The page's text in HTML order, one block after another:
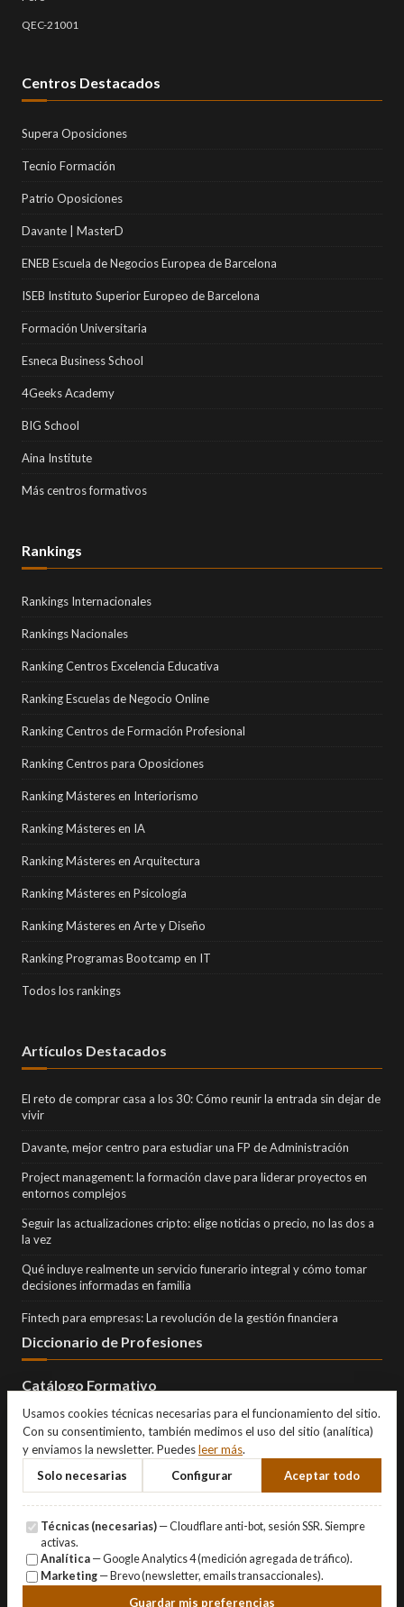
QEC-21001
Centros Destacados
Supera Oposiciones
Tecnio Formación
Patrio Oposiciones
Davante | MasterD
ENEB Escuela de Negocios Europea de Barcelona
ISEB Instituto Superior Europeo de Barcelona
Formación Universitaria
Esneca Business School
4Geeks Academy
BIG School
Aina Institute
Más centros formativos
Rankings
Rankings Internacionales
Rankings Nacionales
Ranking Centros Excelencia Educativa
Ranking Escuelas de Negocio Online
Ranking Centros de Formación Profesional
Ranking Centros para Oposiciones
Ranking Másteres en Interiorismo
Ranking Másteres en IA
Ranking Másteres en Arquitectura
Ranking Másteres en Psicología
Ranking Másteres en Arte y Diseño
Ranking Programas Bootcamp en IT
Todos los rankings
Artículos Destacados
El reto de comprar casa a los 30: Cómo reunir la entrada sin dejar de
vivir
Davante, mejor centro para estudiar una FP de Administración
Project management: la formación clave para liderar proyectos en
entornos complejos
Seguir las actualizaciones cripto: elige noticias o precio, no las dos a
la vez
Qué incluye realmente un servicio funerario integral y cómo tomar
decisiones informadas en familia
Fintech para empresas: La revolución de la gestión financiera
Diccionario de Profesiones
Catálogo Formativo
Usamos cookies técnicas necesarias para el funcionamiento del sitio.
Con su consentimiento, también medimos el uso del sitio (analítica)
y enviamos la newsletter. Puedesleer más.
Solo necesarias
Configurar Aceptar todo
Técnicas (necesarias) — Cloudflare anti-bot, sesión SSR. Siempre
activas.
Analítica — Google Analytics 4 (medición agregada de tráfico).
Marketing — Brevo (newsletter, emails transaccionales).
Guardar mis preferencias